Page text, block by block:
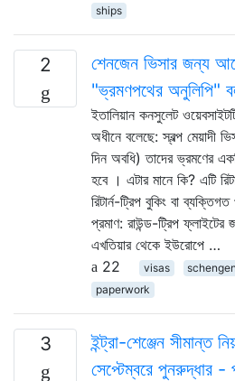
ships
2
শেনজেন ভিসার জন্য
"ভ্রমণপথের অনুলিপি"
ইতালিয়ান কনসুলেট
অধীনে বলেছে: স্বল্প মেয়াদী
দিন অবধি) তাদের ভ্রমণের
হবে । এটার মানে কি? এটি
রিটার্ন-ট্রিপ বুকিং বা
প্রমাণ: রাউন্ড-ট্রিপ ফ্লাইটের
এখতিয়ার থেকে ইউরোপে …
22
visas schengen
paperwork
3
ইন্ট্রা-শেঞ্জেন সীমান্ত
সেপ্টেম্বরে পুনরুদ্ধার -